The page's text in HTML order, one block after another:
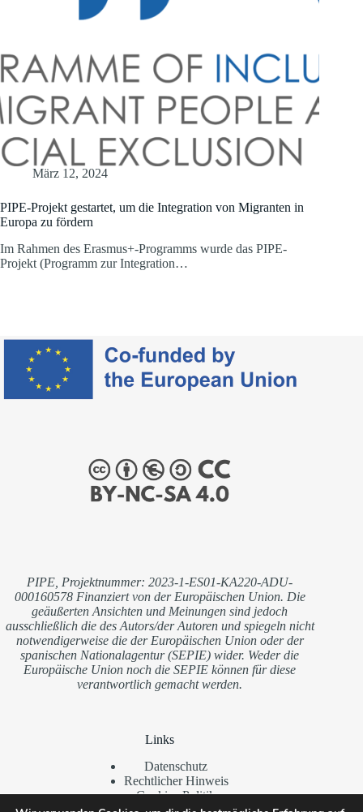
März 12, 2024
PIPE-Projekt gestartet, um die Integration von Migranten in
Europa zu fördern
Im Rahmen des Erasmus+-Programms wurde das PIPE-
Projekt (Programm zur Integration…
PIPE, Projektnummer: 2023-1-ES01-KA220-ADU-
000160578 Finanziert von der Europäischen Union. Die
geäußerten Ansichten und Meinungen sind jedoch
ausschließlich die des Autors/der Autoren und spiegeln nicht
notwendigerweise die der Europäischen Union oder der
spanischen Nationalagentur (SEPIE) wider. Weder die
Europäische Union noch die SEPIE können für diese
verantwortlich gemacht werden.
Links
Datenschutz
Rechtlicher Hinweis
Cookies-Politik